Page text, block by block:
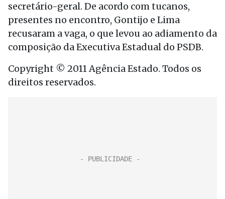
secretário-geral. De acordo com tucanos,
presentes no encontro, Gontijo e Lima
recusaram a vaga, o que levou ao adiamento da
composição da Executiva Estadual do PSDB.
Copyright © 2011 Agência Estado. Todos os
direitos reservados.